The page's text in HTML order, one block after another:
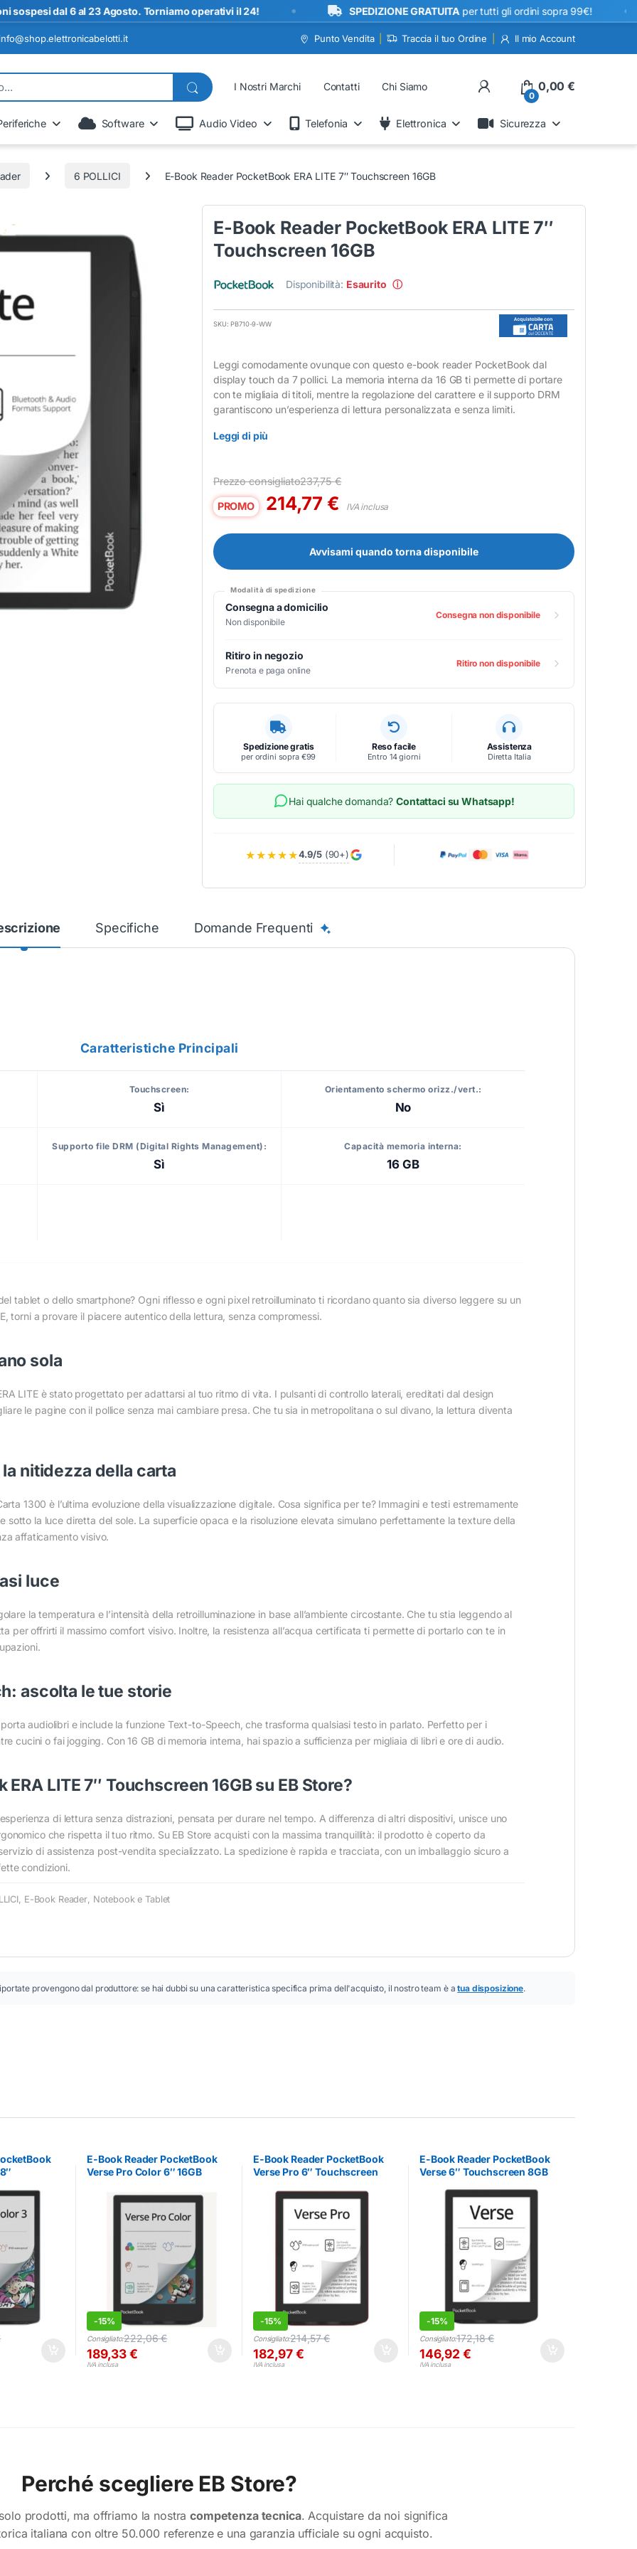
dal 6 al 23 Agosto. Torniamo operativi il 24! • SPEDIZIONE GRATUITAper tutti gli ordini sopra 99€! •
Punto Vendita Traccia il tuo Ordine Il mio Account
I Nostri Marchi Contatti Chi Siamo My Account
0
0,00€
Software Audio Video Telefonia Elettronica Sicurezza
6 POLLICI E-Book Reader PocketBook ERA LITE 7″ Touchscreen 16GB
E-Book Reader PocketBook ERA LITE 7″
Touchscreen 16GB
Disponibilità: Esaurito ⓘ
SKU: PB710-9-WW
Leggi comodamente ovunque con questo e-book reader PocketBook dal
display touch da 7 pollici. La memoria interna da 16 GB ti permette di portare
con te migliaia di titoli, mentre la regolazione del carattere e il supporto DRM
garantiscono un’esperienza di lettura personalizzata e senza limiti.
Leggi di più
Prezzo consigliato237,75€
PROMO 214,77€ IVA inclusa
Avvisami quando torna disponibile
Modalità di spedizione
Consegna a domicilio
Non disponibile
Consegna non disponibile
Ritiro in negozio
Prenota e paga online
Ritiro non disponibile
Spedizione gratis
per ordini sopra €99
Reso facile
Entro 14 giorni
Assistenza
Diretta Italia
Hai qualche domanda?Contattaci su Whatsapp!
★★★★★4.9/5(90+)
Specifiche Domande Frequenti
Caratteristiche Principali
Touchscreen:
Sì
Orientamento schermo orizz./vert.:
No
Supporto file DRM (Digital Rights Management):
Sì
Capacità memoria interna:
16 GB
tablet o dello smartphone? Ogni riflesso e ogni pixel retroilluminato ti ricordano quanto sia diverso leggere su un
torni a provare il piacere autentico della lettura, senza compromessi.
sola
LITE è stato progettato per adattarsi al tuo ritmo di vita. I pulsanti di controllo laterali, ereditati dal design
le pagine con il pollice senza mai cambiare presa. Che tu sia in metropolitana o sul divano, la lettura diventa
nitidezza della carta
1300 è l’ultima evoluzione della visualizzazione digitale. Cosa significa per te? Immagini e testi estremamente
sotto la luce diretta del sole. La superficie opaca e la risoluzione elevata simulano perfettamente la texture della
affaticamento visivo.
luce
la temperatura e l’intensità della retroilluminazione in base all’ambiente circostante. Che tu stia leggendo al
per offrirti il massimo comfort visivo. Inoltre, la resistenza all’acqua certificata ti permette di portarlo con te in
ascolta le tue storie
audiolibri e include la funzione Text-to-Speech, che trasforma qualsiasi testo in parlato. Perfetto per i
cucini o fai jogging. Con 16 GB di memoria interna, hai spazio a sufficienza per migliaia di libri e ore di audio.
LITE 7″ Touchscreen 16GB su EB Store?
di lettura senza distrazioni, pensata per durare nel tempo. A differenza di altri dispositivi, unisce uno
che rispetta il tuo ritmo. Su EB Store acquisti con la massima tranquillità: il prodotto è coperto da
di assistenza post-vendita specializzato. La spedizione è rapida e tracciata, con un imballaggio sicuro a
condizioni.
E-Book Reader Notebook e Tablet
provengono dal produttore: se hai dubbi su una caratteristica specifica prima dell'acquisto, il nostro team è atua disposizione.
E-Book Reader PocketBook
Verse Pro Color 6″ 16GB
-15%
Consigliato:222,06€
189,33€
IVA inclusa
E-Book Reader PocketBook
Verse Pro 6″ Touchscreen
-15%
Consigliato:214,57€
182,97€
IVA inclusa
E-Book Reader PocketBook
Verse 6″ Touchscreen 8GB
-15%
Consigliato:172,18€
146,92€
IVA inclusa
Perché scegliere EB Store?
prodotti, ma offriamo la nostracompetenza tecnica. Acquistare da noi significa
italiana con oltre 50.000 referenze e una garanzia ufficiale su ogni acquisto.